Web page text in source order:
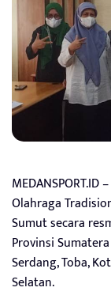
Olahraga
Sumut secara
Provinsi
Serdang, Toba,
Selatan.